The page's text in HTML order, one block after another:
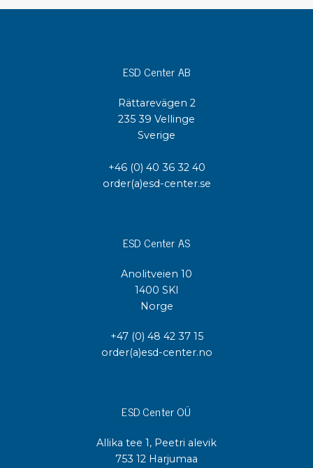
ESD Center AB
Rättarevägen 2
235 39 Vellinge
Sverige
+46 (0) 40 36 32 40
order(a)esd-center.se
ESD Center AS
Anolitveien 10
1400 SKI
Norge
+47 (0) 48 42 37 15
order(a)esd-center.no
ESD Center OÜ
Allika tee 1, Peetri alevik
753 12 Harjumaa